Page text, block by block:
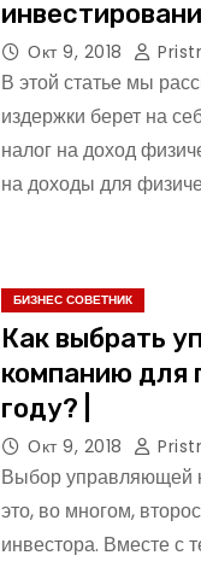
Окт 9, 2018
В этой статье мы
издержки берет на
налог на доход
на доходы для
БИЗНЕС СОВЕТНИК
Как выбрать
компанию для
году? |
Окт 9, 2018
Выбор управляющей
это, во многом,
инвестора. Вместе с